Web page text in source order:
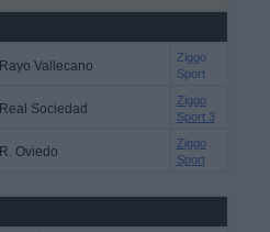
Rayo Vallecano
Ziggo
Sport
Real Sociedad
Ziggo
Sport 3
R. Oviedo
Ziggo
Sport